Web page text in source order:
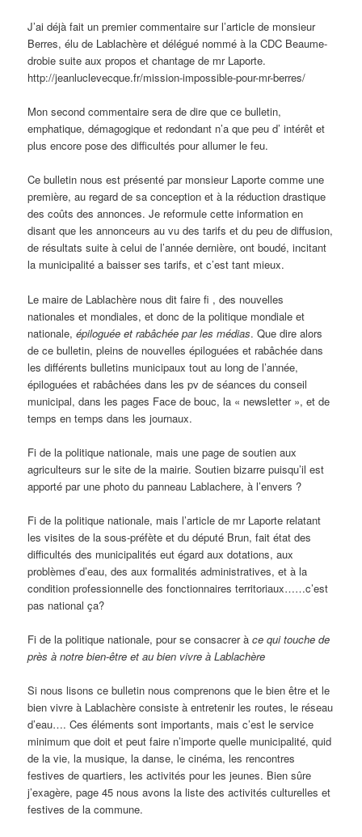
J’ai déjà fait un premier commentaire sur l’article de monsieur
Berres, élu de Lablachère et délégué nommé à la CDC Beaume-
drobie suite aux propos et chantage de mr Laporte.
http://jeanluclevecque.fr/mission-impossible-pour-mr-berres/
Mon second commentaire sera de dire que ce bulletin,
emphatique, démagogique et redondant n’a que peu d’ intérêt et
plus encore pose des difficultés pour allumer le feu.
Ce bulletin nous est présenté par monsieur Laporte comme une
première, au regard de sa conception et à la réduction drastique
des coûts des annonces. Je reformule cette information en
disant que les annonceurs au vu des tarifs et du peu de diffusion,
de résultats suite à celui de l’année dernière, ont boudé, incitant
la municipalité a baisser ses tarifs, et c’est tant mieux.
Le maire de Lablachère nous dit faire fi , des nouvelles
nationales et mondiales, et donc de la politique mondiale et
nationale,épiloguée et rabâchée par les médias. Que dire alors
de ce bulletin, pleins de nouvelles épiloguées et rabâchée dans
les différents bulletins municipaux tout au long de l’année,
épiloguées et rabâchées dans les pv de séances du conseil
municipal, dans les pages Face de bouc, la « newsletter », et de
temps en temps dans les journaux.
Fi de la politique nationale, mais une page de soutien aux
agriculteurs sur le site de la mairie. Soutien bizarre puisqu’il est
apporté par une photo du panneau Lablachere, à l’envers ?
Fi de la politique nationale, mais l’article de mr Laporte relatant
les visites de la sous-préfète et du député Brun, fait état des
difficultés des municipalités eut égard aux dotations, aux
problèmes d’eau, des aux formalités administratives, et à la
condition professionnelle des fonctionnaires territoriaux……c’est
pas national ça?
Fi de la politique nationale, pour se consacrer àce qui touche de
près à notre bien-être et au bien vivre à Lablachère
Si nous lisons ce bulletin nous comprenons que le bien être et le
bien vivre à Lablachère consiste à entretenir les routes, le réseau
d’eau…. Ces éléments sont importants, mais c’est le service
minimum que doit et peut faire n’importe quelle municipalité, quid
de la vie, la musique, la danse, le cinéma, les rencontres
festives de quartiers, les activités pour les jeunes. Bien sûre
j’exagère, page 45 nous avons la liste des activités culturelles et
festives de la commune.